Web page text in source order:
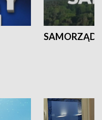
SAMORZĄD